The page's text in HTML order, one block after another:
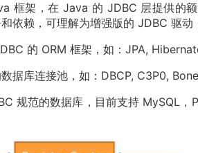
框架，在 Java 的 JDBC 层提供的
依赖，可理解为增强版的 JDBC 驱动
的 ORM 框架，如：JPA,
据库连接池，如：DBCP, C3P0,
规范的数据库，目前支持 MySQL